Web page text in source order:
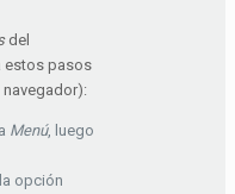
del
estos pasos
Menú, luego
opción